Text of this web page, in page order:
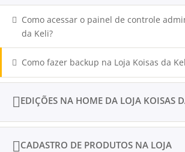
Como acessar o painel de controle
da Keli?
Como fazer backup na Loja Koisas da
EDIÇÕES NA HOME DA LOJA KOISAS
CADASTRO DE PRODUTOS NA LOJA
Desenvolvido por